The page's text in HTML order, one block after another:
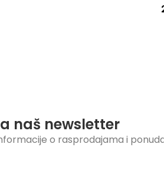
naš newsletter
o rasprodajama i